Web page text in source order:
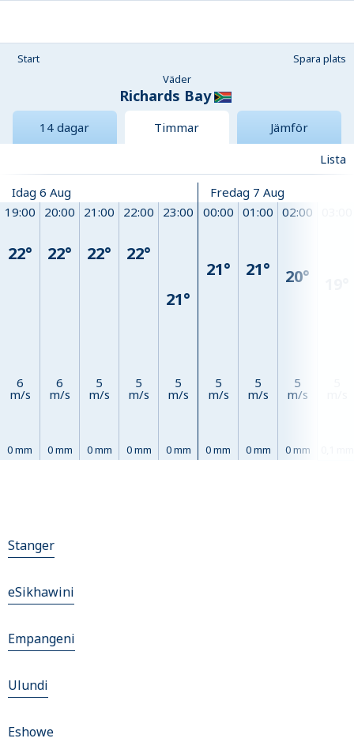
Start
Spara plats
Väder
Richards Bay
14 dagar Timmar
Jämför
Lista
Idag 6 Aug
19:00
22°
6
m/s
0 mm
20:00
22°
6
m/s
0 mm
21:00
22°
5
m/s
0 mm
22:00
22°
5
m/s
0 mm
23:00
21°
5
m/s
0 mm
Fredag 7 Aug
00:00
21°
5
m/s
0 mm
01:00
21°
5
m/s
0 mm
02:00
20°
5
m/s
0 mm
Stanger
eSikhawini
Empangeni
Ulundi
Eshowe